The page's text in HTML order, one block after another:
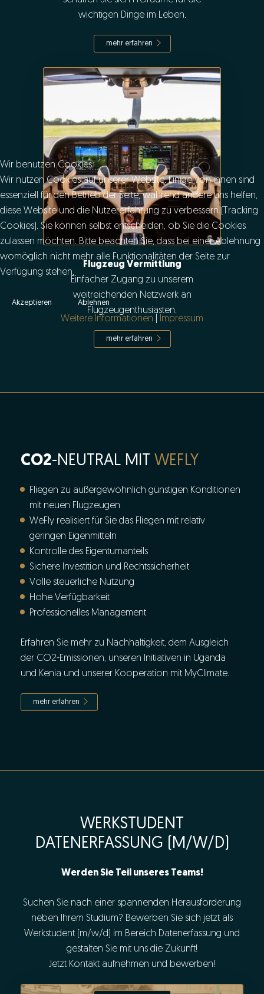
wichtigen Dinge im Leben.
mehr erfahren
Flugzeug Vermittlung
Einfacher Zugang zu unserem
weitreichenden Netzwerk an
Flugzeugenthusiasten.
mehr erfahren
CO2-NEUTRAL MIT WEFLY
Fliegen zu außergewöhnlich günstigen Konditionen
mit neuen Flugzeugen
WeFly realisiert für Sie das Fliegen mit relativ
geringen Eigenmitteln
Kontrolle des Eigentumanteils
Sichere Investition und Rechtssicherheit
Volle steuerliche Nutzung
Hohe Verfügbarkeit
Professionelles Management
Erfahren Sie mehr zu Nachhaltigkeit, dem Ausgleich
der CO2-Emissionen, unseren Initiativen in Uganda
und Kenia und unserer Kooperation mit MyClimate.
mehr erfahren
WERKSTUDENT
DATENERFASSUNG (M/W/D)
Werden Sie Teil unseres Teams!
Suchen Sie nach einer spannenden Herausforderung
neben Ihrem Studium? Bewerben Sie sich jetzt als
Werkstudent (m/w/d) im Bereich Datenerfassung und
gestalten Sie mit uns die Zukunft!
Jetzt Kontakt aufnehmen und bewerben!
Wir benutzen Cookies
Wir nutzen Cookies auf unserer Website. Einige von ihnen sind
essenziell für den Betrieb der Seite, während andere uns helfen,
diese Website und die Nutzererfahrung zu verbessern (Tracking
Cookies). Sie können selbst entscheiden, ob Sie die Cookies
zulassen möchten. Bitte beachten Sie, dass bei einer Ablehnung
womöglich nicht mehr alle Funktionalitäten der Seite zur
Verfügung stehen.
Akzeptieren Ablehnen
Weitere Informationen Impressum